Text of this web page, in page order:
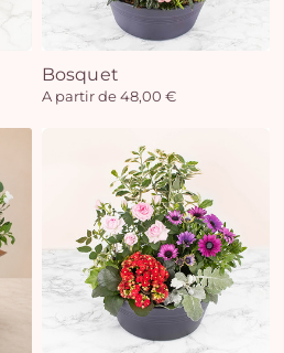
Bosquet
A partir de 48,00 €